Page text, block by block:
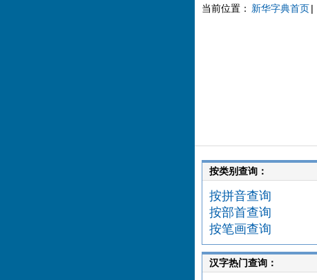
当前位置： 新华字典首页|
按类别查询：
按拼音查询
按部首查询
按笔画查询
汉字热门查询：